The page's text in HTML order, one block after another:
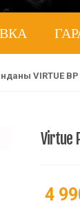
VIRTUE BP
Virtue
4